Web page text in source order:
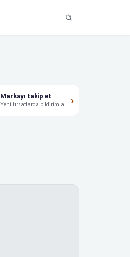
Markayı takip et
Yeni fırsatlarda bildirim al ›